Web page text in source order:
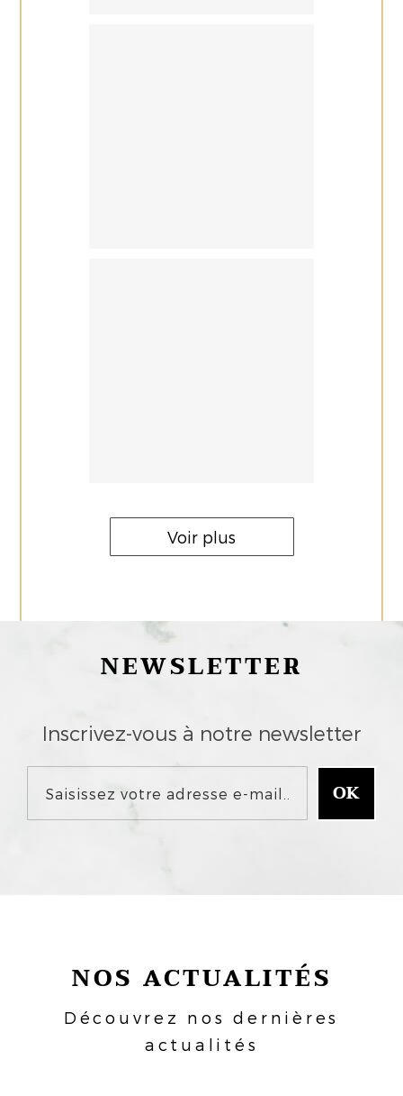
Voir plus
NEWSLETTER
Inscrivez-vous à notre newsletter
NOS ACTUALITÉS
Découvrez nos dernières
actualités